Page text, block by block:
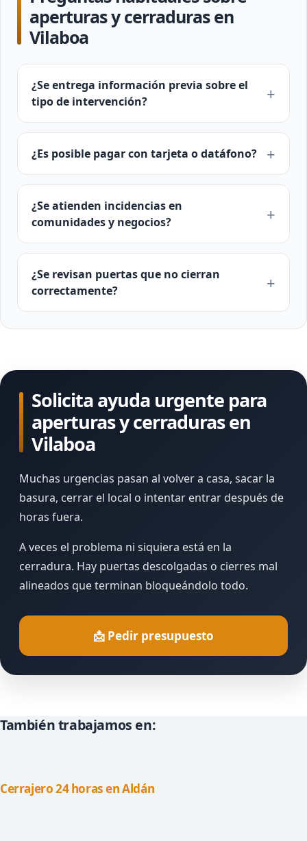
aperturas y cerraduras en
Vilaboa
¿Se entrega información previa sobre el
tipo de intervención?
¿Es posible pagar con tarjeta o datáfono?
¿Se atienden incidencias en
comunidades y negocios?
¿Se revisan puertas que no cierran
correctamente?
Solicita ayuda urgente para
aperturas y cerraduras en
Vilaboa
Muchas urgencias pasan al volver a casa, sacar la
basura, cerrar el local o intentar entrar después de
horas fuera.
A veces el problema ni siquiera está en la
cerradura. Hay puertas descolgadas o cierres mal
alineados que terminan bloqueándolo todo.
📩 Pedir presupuesto
También trabajamos en:
Cerrajero 24 horas en Aldán